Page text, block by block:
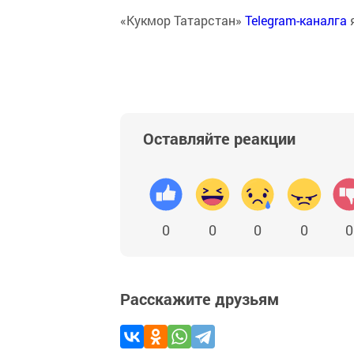
«Кукмор Татарстан» Telegram-каналга
Оставляйте реакции
0 0 0 0 0
Расскажите друзьям